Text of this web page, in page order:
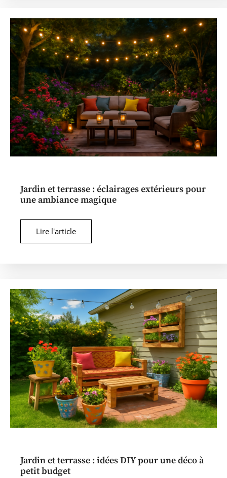
Jardin et terrasse : éclairages extérieurs pour
une ambiance magique
Lire l'article
Jardin et terrasse : idées DIY pour une déco à
petit budget